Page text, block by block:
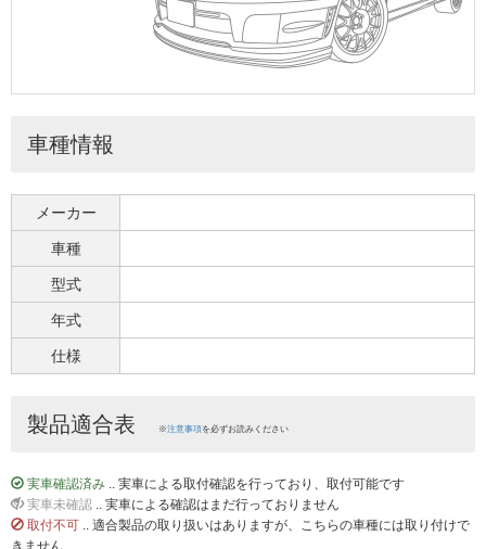
車種情報
メーカー
車種
型式
年式
仕様
製品適合表 ※注意事項を必ずお読みください
実車確認済み .. 実車による取付確認を行っており、取付可能です
実車未確認 .. 実車による確認はまだ行っておりません
取付不可 .. 適合製品の取り扱いはありますが、こちらの車種には取り付けで
きません